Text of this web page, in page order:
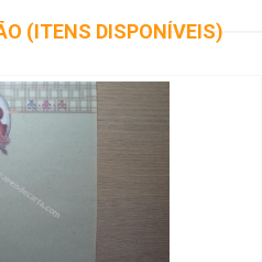
(ITENS DISPONÍVEIS)